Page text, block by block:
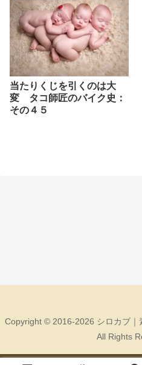
当たりくじを引くのは大
変 タコ師匠のバイク史：
その４５
Copyright © 2016-2026 シロカブ｜
All Rights